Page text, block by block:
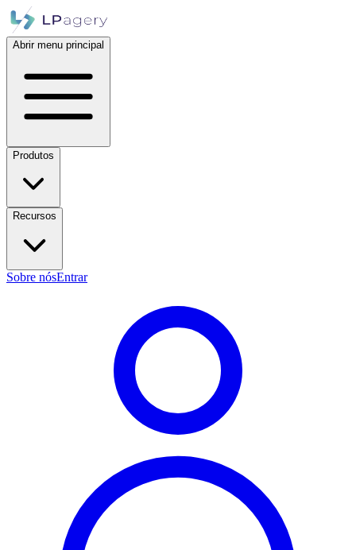
Abrir menu principal
Produtos
Recursos
Sobre nósEntrar